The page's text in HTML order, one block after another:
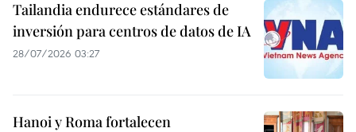
Tailandia endurece estándares de
inversión para centros de datos de IA
28/07/2026 03:27
Hanoi y Roma fortalecen